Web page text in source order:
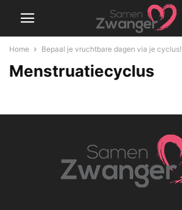
Home Bepaal je vruchtbare dagen via je cyclus!
Menstruatiecyclus